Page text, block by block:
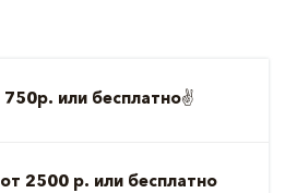
750р. или бесплатно✌️
от 2500 р. или бесплатно